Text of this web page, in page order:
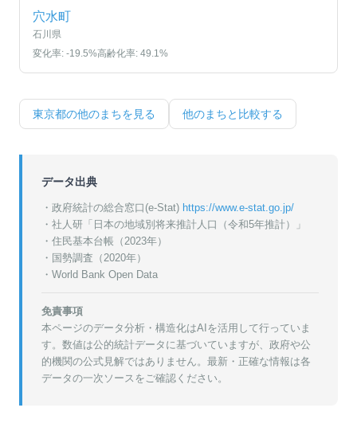
穴水町
石川県
変化率: -19.5%高齢化率: 49.1%
東京都の他のまちを見る 他のまちと比較する
データ出典
・政府統計の総合窓口(e-Stat) https://www.e-stat.go.jp/
・ 社人研「日本の地域別将来推計人口（令和5年推計）」
・ 住民基本台帳（2023年）
・ 国勢調査（2020年）
・World Bank Open Data
免責事項
本ページのデータ分析・構造化はAIを活用して行っていま
す。数値は公的統計データに基づいていますが、政府や公
的機関の公式見解ではありません。最新・正確な情報は各
データの一次ソースをご確認ください。